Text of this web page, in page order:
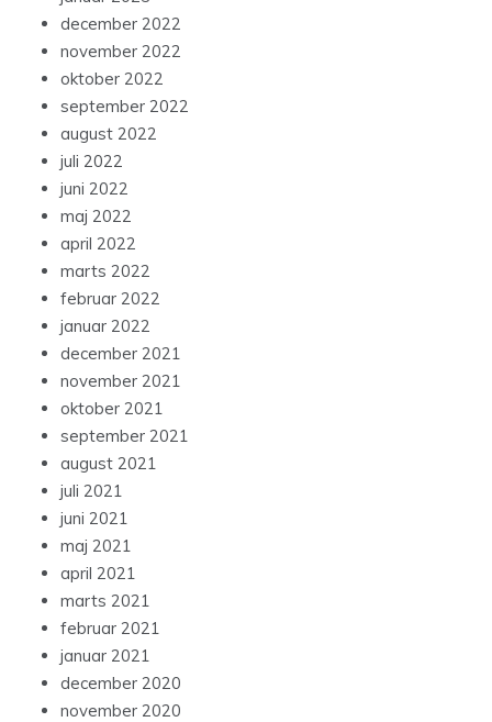
december 2022
november 2022
oktober 2022
september 2022
august 2022
juli 2022
juni 2022
maj 2022
april 2022
marts 2022
februar 2022
januar 2022
december 2021
november 2021
oktober 2021
september 2021
august 2021
juli 2021
juni 2021
maj 2021
april 2021
marts 2021
februar 2021
januar 2021
december 2020
november 2020